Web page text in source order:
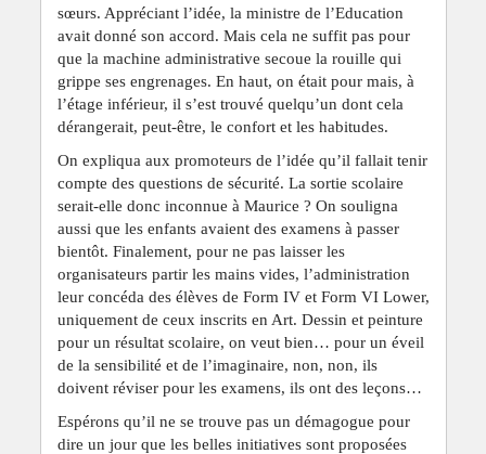
sœurs. Appréciant l’idée, la ministre de l’Education
avait donné son accord. Mais cela ne suffit pas pour
que la machine administrative secoue la rouille qui
grippe ses engrenages. En haut, on était pour mais, à
l’étage inférieur, il s’est trouvé quelqu’un dont cela
dérangerait, peut-être, le confort et les habitudes.
On expliqua aux promoteurs de l’idée qu’il fallait tenir
compte des questions de sécurité. La sortie scolaire
serait-elle donc inconnue à Maurice ? On souligna
aussi que les enfants avaient des examens à passer
bientôt. Finalement, pour ne pas laisser les
organisateurs partir les mains vides, l’administration
leur concéda des élèves de Form IV et Form VI Lower,
uniquement de ceux inscrits en Art. Dessin et peinture
pour un résultat scolaire, on veut bien… pour un éveil
de la sensibilité et de l’imaginaire, non, non, ils
doivent réviser pour les examens, ils ont des leçons…
Espérons qu’il ne se trouve pas un démagogue pour
dire un jour que les belles initiatives sont proposées